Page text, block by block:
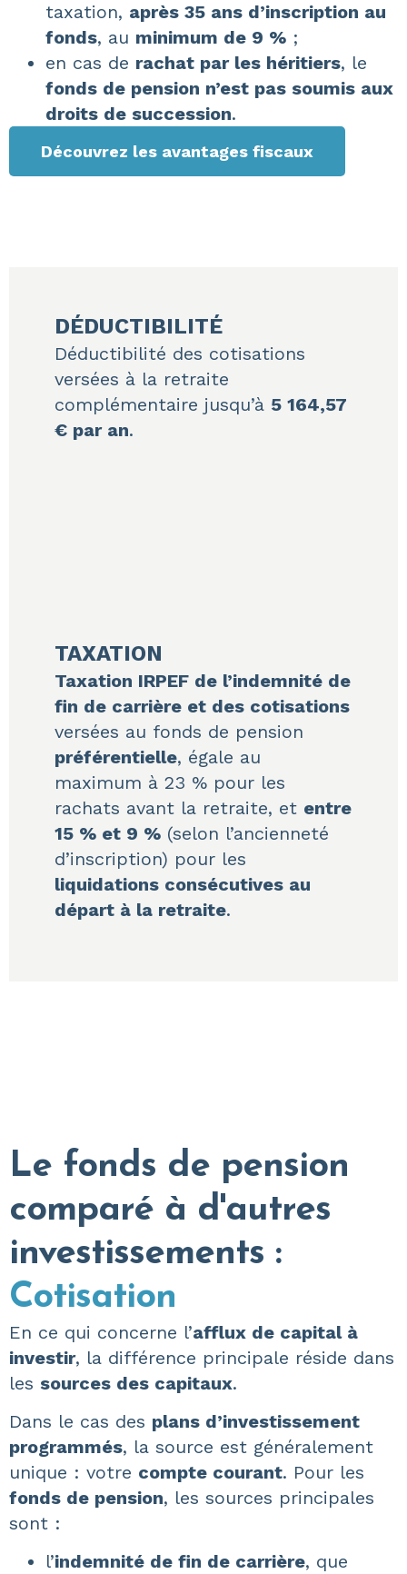
taxation, après 35 ans d’inscription au
fonds, au minimum de 9 % ;
en cas de rachat par les héritiers, le
fonds de pension n’est pas soumis aux
droits de succession.
Découvrez les avantages fiscaux
DÉDUCTIBILITÉ
Déductibilité des cotisations
versées à la retraite
complémentaire jusqu’à 5 164,57
€ par an.
TAXATION
Taxation IRPEF de l’indemnité de
fin de carrière et des cotisations
versées au fonds de pension
préférentielle, égale au
maximum à 23 % pour les
rachats avant la retraite, et entre
15 % et 9 % (selon l’ancienneté
d’inscription) pour les
liquidations consécutives au
départ à la retraite.
Le fonds de pension
comparé à d'autres
investissements :
Cotisation
En ce qui concerne l’afflux de capital à
investir, la différence principale réside dans
les sources des capitaux.
Dans le cas des plans d’investissement
programmés, la source est généralement
unique : votre compte courant. Pour les
fonds de pension, les sources principales
sont :
l’indemnité de fin de carrière, que